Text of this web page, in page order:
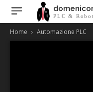
PLC &
Home Automazione PLC